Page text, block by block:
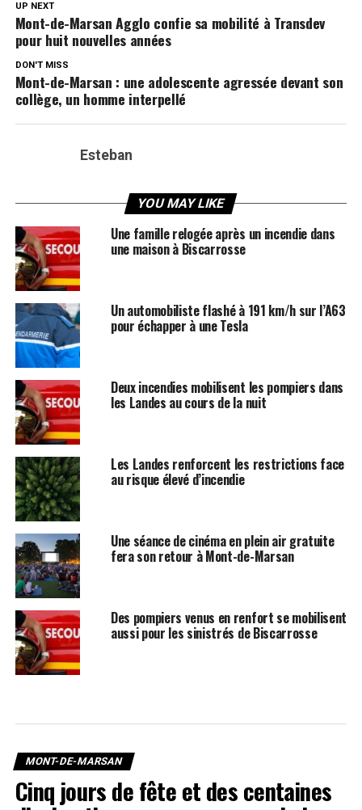
UP NEXT
Mont-de-Marsan Agglo confie sa mobilité à Transdev
pour huit nouvelles années
DON'T MISS
Mont-de-Marsan : une adolescente agressée devant son
collège, un homme interpellé
Esteban
YOU MAY LIKE
Une famille relogée après un incendie dans
une maison à Biscarrosse
Un automobiliste flashé à 191 km/h sur l’A63
pour échapper à une Tesla
Deux incendies mobilisent les pompiers dans
les Landes au cours de la nuit
Les Landes renforcent les restrictions face
au risque élevé d’incendie
Une séance de cinéma en plein air gratuite
fera son retour à Mont-de-Marsan
Des pompiers venus en renfort se mobilisent
aussi pour les sinistrés de Biscarrosse
MONT-DE-MARSAN
Cinq jours de fête et des centaines